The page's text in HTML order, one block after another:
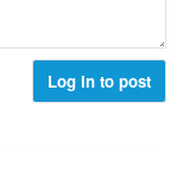
Log in to post